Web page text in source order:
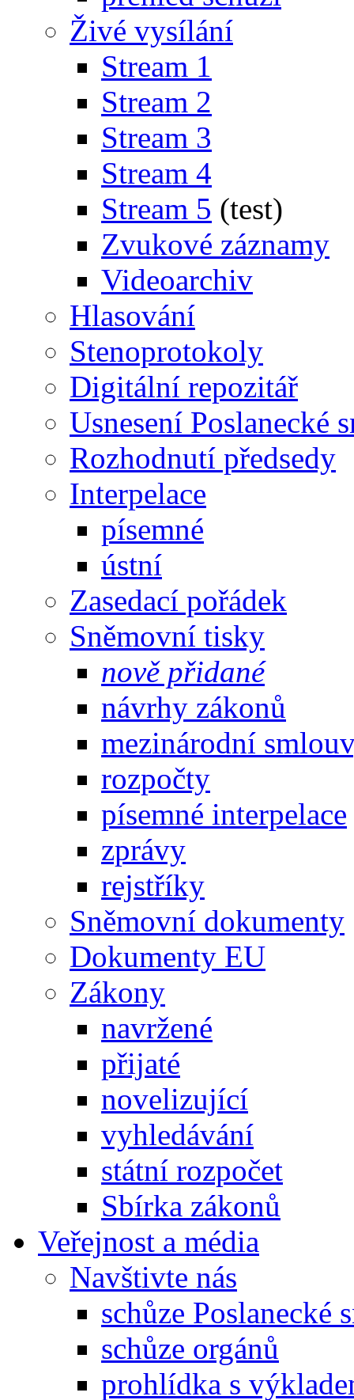
Živé vysílání
Stream 1
Stream 2
Stream 3
Stream 4
Stream 5 (test)
Zvukové záznamy
Videoarchiv
Hlasování
Stenoprotokoly
Digitální repozitář
Usnesení Poslanecké
Rozhodnutí předsedy
Interpelace
písemné
ústní
Zasedací pořádek
Sněmovní tisky
nově přidané
návrhy zákonů
mezinárodní
rozpočty
písemné interpelace
zprávy
rejstříky
Sněmovní dokumenty
Dokumenty EU
Zákony
navržené
přijaté
novelizující
vyhledávání
státní rozpočet
Sbírka zákonů
Veřejnost a média
Navštivte nás
schůze Poslanecké
schůze orgánů
prohlídka s